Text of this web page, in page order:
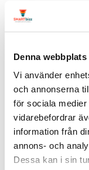
Denna
Vi använder
och annonserna
för sociala
vidarebefordrar
information från
annons- och
Dessa kan i sin
De människor du
kan också hjälpa
LinkedIns nya
nyligen har släppt
fler reaktioner på
direkt på LinkedIn
OBS!LinkedIn har
LinkedIn säger att
en bra idé att ha